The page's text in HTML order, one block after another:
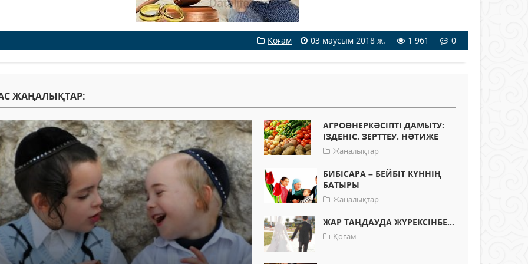
Қоғам 03 маусым 2018 ж. 1 961 0
ЖАҢАЛЫҚТАР:
АГРОӨНЕРКӘСІПТІ ДАМЫТУ:
ІЗДЕНІС. ЗЕРТТЕУ. НӘТИЖЕ
Жаңалықтар
БИБІСАРА – БЕЙБІТ КҮННІҢ
БАТЫРЫ
Жаңалықтар
ЖАР ТАҢДАУДА ЖҮРЕКСІНБЕ...
Қоғам